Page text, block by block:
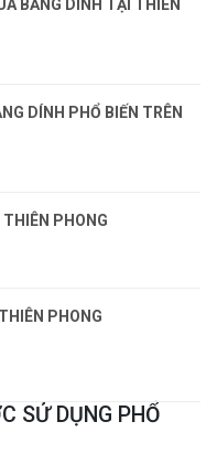
SỬ DỤNG PHỔ
BĂNG DÍNH TẠI THIÊN
DÍNH PHỔ BIẾN TRÊN
PHONG
PHONG